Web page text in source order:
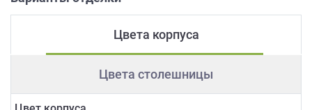
Цвета корпуса
Цвета столешницы